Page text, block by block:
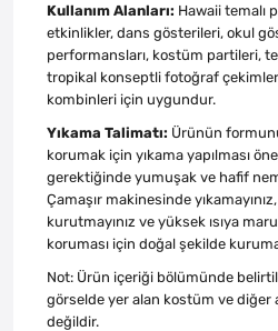
Kullanım Alanları: Hawaii temalı
etkinlikler, dans gösterileri, okul
performansları, kostüm partileri,
tropikal konseptli fotoğraf
kombinleri için uygundur.
Yıkama Talimatı: Ürünün
korumak için yıkama yapılması
gerektiğinde yumuşak ve hafif
Çamaşır makinesinde
kurutmayınız ve yüksek ısıya
koruması için doğal şekilde
Not: Ürün içeriği bölümünde
görselde yer alan kostüm ve diğer
değildir.